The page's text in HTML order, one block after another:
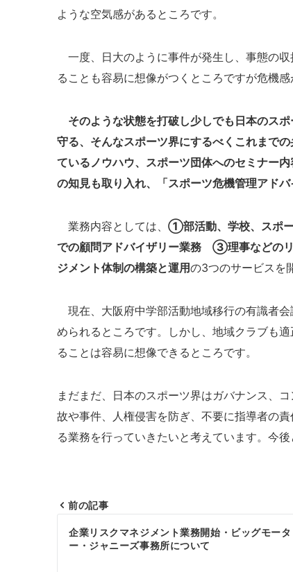
ような空気感があるところです。
一度、日大のように事件が発生し、事態の
ることも容易に想像がつくところですが危機感
そのような状態を打破し少しでも日本のス
守る、そんなスポーツ界にするべくこれまで
ているノウハウ、スポーツ団体へのセミナー
の知見も取り入れ、「スポーツ危機管理アド
業務内容としては、 ①部活動、学校、スポ
での顧問アドバイザリー業務 ③理事などのリ
ジメント体制の構築と運用の3つのサービスを
現在、大阪府中学部活動地域移行の有識者
められるところです。しかし、地域クラブも
ることは容易に想像できるところです。
まだまだ、日本のスポーツ界はガバナンス、
故や事件、人権侵害を防ぎ、不要に指導者の
る業務を行っていきたいと考えています。今後
稿
前の記事
企業リスクマネジメント業務開始・ビッグモータ
ー・ジャニーズ事務所について